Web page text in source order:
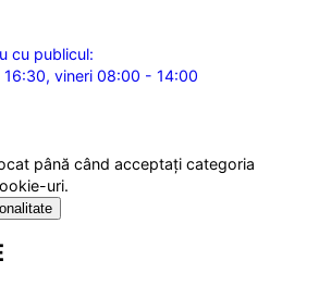
cu publicul:
vineri 08:00 - 14:00
până când acceptați categoria
uri.